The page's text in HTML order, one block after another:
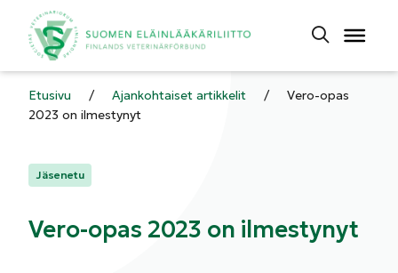
Etusivu / Ajankohtaiset artikkelit /
Vero-opas
2023 on ilmestynyt
Kategoriat:
Jäsenetu
Vero-opas 2023 on ilmestynyt